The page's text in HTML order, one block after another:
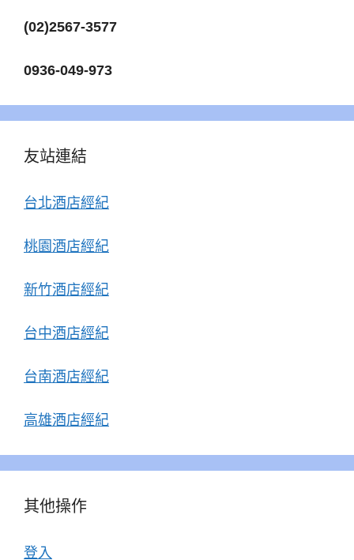
(02)2567-3577
0936-049-973
友站連結
台北酒店經紀
桃園酒店經紀
新竹酒店經紀
台中酒店經紀
台南酒店經紀
高雄酒店經紀
其他操作
登入